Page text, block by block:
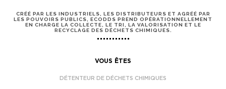
CRÉÉ PAR LES INDUSTRIELS, LES DISTRIBUTEURS ET AGRÉÉ PAR
LES POUVOIRS PUBLICS, ECODDS PREND OPÉRATIONNELLEMENT
EN CHARGE LA COLLECTE, LE TRI, LA VALORISATION ET LE
RECYCLAGE DES DÉCHETS CHIMIQUES.
VOUS ÊTES
DÉTENTEUR DE DÉCHETS CHIMIQUES